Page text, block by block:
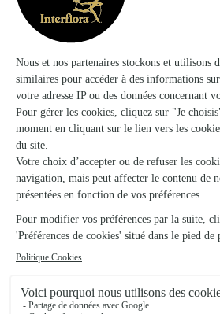
Ils ont fait livrer des fleurs
Brixey-aux-
★
Tout est parfait merci beaucoup
Tout est parfait merci beaucoup pour
08/12/2025
Avis positif